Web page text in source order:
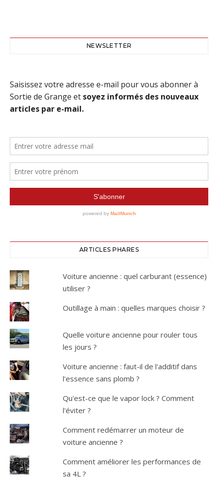
NEWSLETTER
ARTICLES PHARES
Voiture ancienne : quel carburant (essence)
utiliser ?
Outillage à main : quelles marques choisir ?
Quelle voiture ancienne pour rouler tous
les jours ?
Voiture ancienne : faut-il de l'additif dans
l'essence sans plomb ?
Qu'est-ce que le vapor lock ? Comment
l'éviter ?
Comment redémarrer un moteur de
voiture ancienne ?
Comment améliorer les performances de
sa 4L ?